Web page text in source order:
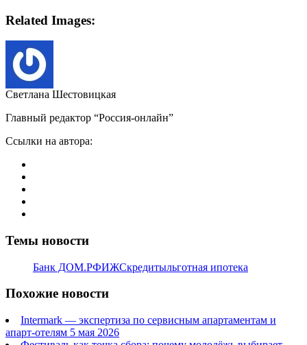
Related Images:
Светлана Шестовицкая
Главный редактор “Россия-онлайн”
Ссылки на автора:
Темы новости
Банк ДОМ.РФИЖСкредитыльготная ипотека
Похожие новости
Intermark — экспертиза по сервисным апартаментам и
апарт-отелям 5 мая 2026